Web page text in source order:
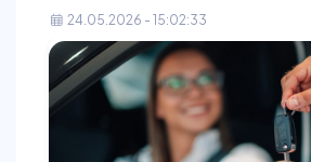
24.05.2026 - 15:02:33